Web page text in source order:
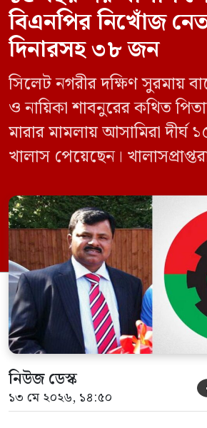
বিএনপির নিখোঁজ
দিনারসহ ৩৮ জন
সিলেট নগরীর দক্ষিণ সুরমায়
ও নায়িকা শাবনুরের কথিত
মারার মামলায় আসামিরা দীর্ঘ
খালাস পেয়েছেন।
ইফতেখার আহমদ দিনারসহ ৩৮
মঙ্গলবার দুপুরে মামলার দীর্ঘ
প্রমাণ জেরা শেষে আসামিরা
হওয়ায় খালাস দেন বিচারক।
নিউজ ডেস্ক
১৩ মে ২০২৬, ১৪:৫০